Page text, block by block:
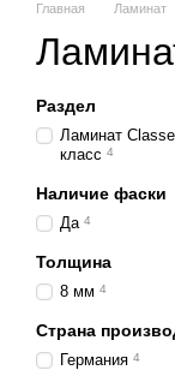
Главная Ламинат
Раздел
Ламинат
класс 4
Наличие фаски
Да 4
Толщина
8 мм 4
Страна
Германия 4